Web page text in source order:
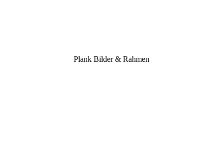
Plank Bil­der & Rahmen